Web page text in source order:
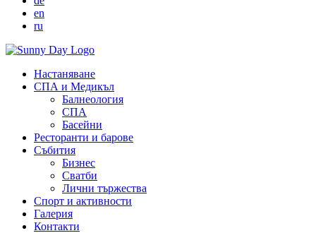
en
ru
Настаняване
СПА и Медикъл
Балнеология
СПА
Басейни
Ресторанти и барове
Събития
Бизнес
Сватби
Лични тържества
Спорт и активности
Галерия
Контакти